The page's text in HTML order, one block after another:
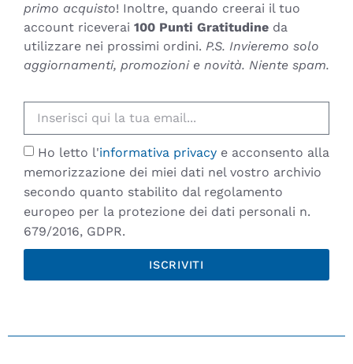
primo acquisto! Inoltre, quando creerai il tuo
account riceverai 100 Punti Gratitudine da
utilizzare nei prossimi ordini. P.S. Invieremo solo
aggiornamenti, promozioni e novità. Niente spam.
Ho letto l'informativa privacy e acconsento alla
memorizzazione dei miei dati nel vostro archivio
secondo quanto stabilito dal regolamento
europeo per la protezione dei dati personali n.
679/2016, GDPR.
ISCRIVITI